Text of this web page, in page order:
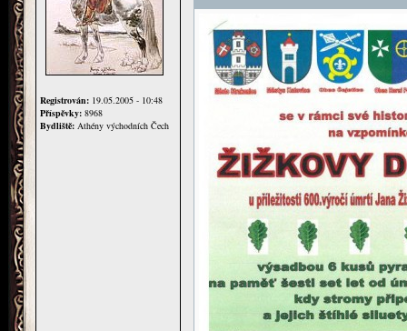
Registrován: 19.05.2005 - 10:48
Příspěvky: 8968
Bydliště: Athény východních Čech